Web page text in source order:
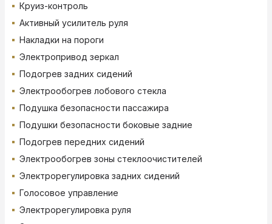
Круиз-контроль
Активный усилитель руля
Накладки на пороги
Электропривод зеркал
Подогрев задних сидений
Электрообогрев лобового стекла
Подушка безопасности пассажира
Подушки безопасности боковые задние
Подогрев передних сидений
Электрообогрев зоны стеклоочистителей
Электрорегулировка задних сидений
Голосовое управление
Электрорегулировка руля